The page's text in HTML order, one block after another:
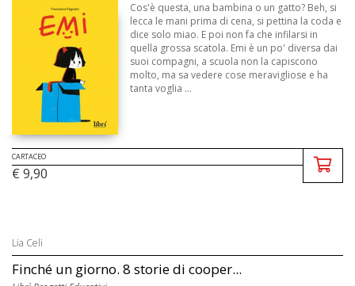
Cos'è questa, una bambina o un gatto? Beh, si
lecca le mani prima di cena, si pettina la coda e
dice solo miao. E poi non fa che infilarsi in
quella grossa scatola. Emi è un po' diversa dai
suoi compagni, a scuola non la capiscono
molto, ma sa vedere cose meravigliose e ha
tanta voglia ...
CARTACEO
€ 9,90
Lia Celi
Finché un giorno. 8 storie di cooper...